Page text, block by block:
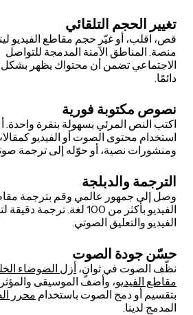
تغيير الحجم التلقائي
قص، اقلب، أو غيّر حجم مقاطع الفيديو
منصة. المناطق الآمنة المدمجة للتواصل
الاجتماعي تضمن أن محتواك يظهر
دائمًا.
نصوص مكتوبة فورية
اكتب النص المرئي بسهولة بنقرة واحدة.
استخدام محتوى الصوت أو الفيديو
ومنشورات نصية، أو حوّله إلى ترجمة
الترجمة والدبلجة
وصل إلى جمهور عالمي وقم بترجمة
الفيديو بأكثر من 100 لغة. ترجمة
الفيديو والتعليق الصوتي.
حسّن جودة الصوت
نظّف الصوت في ثوانٍ، أزل الضوضاء
مقاطع الفيديو، وأضف الموسيقى
بتقسيم أو دمج الصوت باستخدام محرر
المدمج لدينا.